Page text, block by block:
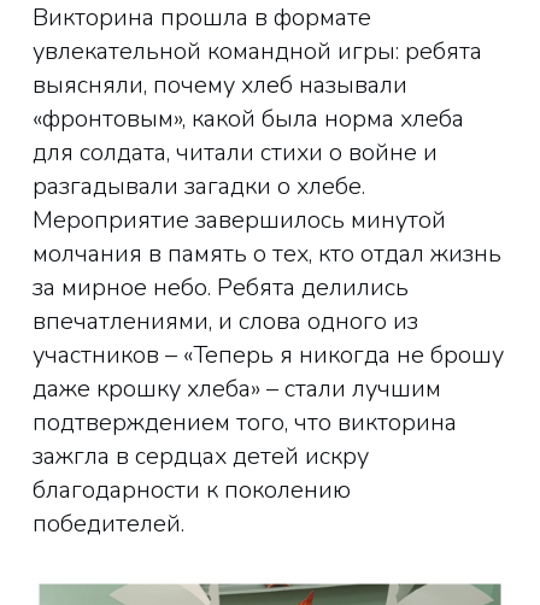
Викторина прошла в формате
увлекательной командной игры: ребята
выясняли, почему хлеб называли
«фронтовым», какой была норма хлеба
для солдата, читали стихи о войне и
разгадывали загадки о хлебе.
Мероприятие завершилось минутой
молчания в память о тех, кто отдал жизнь
за мирное небо. Ребята делились
впечатлениями, и слова одного из
участников – «Теперь я никогда не брошу
даже крошку хлеба» – стали лучшим
подтверждением того, что викторина
зажгла в сердцах детей искру
благодарности к поколению
победителей.